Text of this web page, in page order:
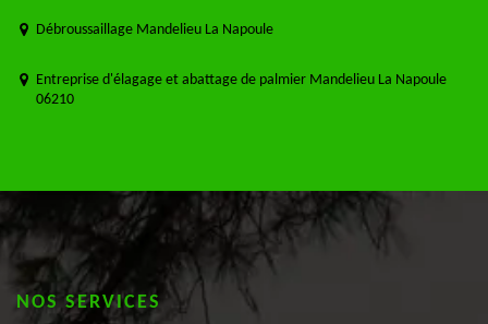
Débroussaillage Mandelieu La Napoule
Entreprise d'élagage et abattage de palmier Mandelieu La Napoule
06210
NOS SERVICES